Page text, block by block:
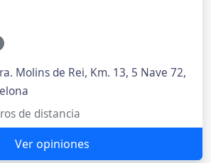
Molins de Rei, Km. 13, 5 Nave 72,
de distancia
Ver opiniones